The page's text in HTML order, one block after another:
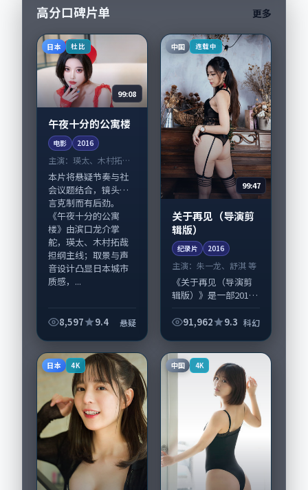
高分口碑片单 更多
日本 杜比
99:08
午夜十分的公寓楼
电影 2016
主演： 瑛太、木村拓哉
等
本片将悬疑节奏与社
会议题结合，镜头语
言克制而有后劲。
《午夜十分的公寓
楼》由滨口龙介掌
舵，瑛太、木村拓哉
担纲主线；取景与声
音设计凸显日本城市
质感，...
8,597 9.4 悬疑
中国 连载中
99:47
关于再见（导演剪
辑版）
纪录片 2016
主演：朱一龙、舒淇 等
《关于再见（导演剪
辑版）》是一部2016
纪录片，由文牧野执
参与重要戏份。故事
围绕当代都市中...
91,962 9.3 科幻
日本 4K 中国 4K